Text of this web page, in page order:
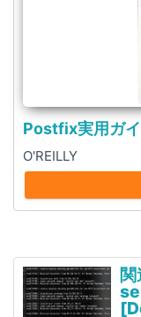
Postfix実用ガ
O'REILLY